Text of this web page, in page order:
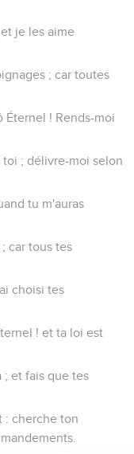
je les aime
; car toutes
Éternel ! Rends-moi
; délivre-moi selon
tu m'auras
car tous tes
choisi tes
! et ta loi est
; et fais que tes
: cherche ton